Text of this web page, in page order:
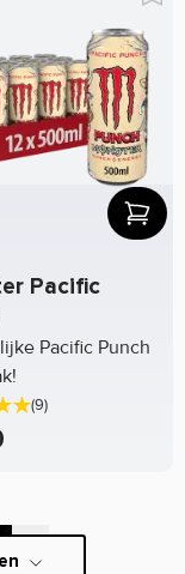
Pacific
Pacific Punch
(9)